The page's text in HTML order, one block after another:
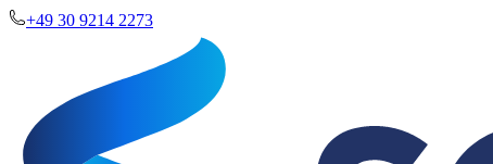
+49 30 9214 2273